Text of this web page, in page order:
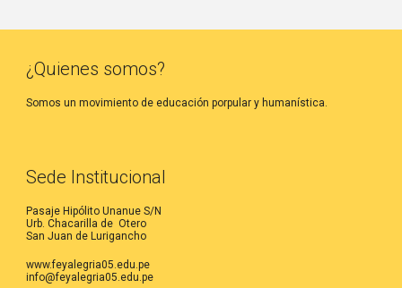
¿Quienes somos?
Somos un movimiento de educación porpular y humanística.
Sede Institucional
Pasaje Hipólito Unanue S/N
Urb. Chacarilla de Otero
San Juan de Lurigancho
www.feyalegria05.edu.pe
info@feyalegria05.edu.pe